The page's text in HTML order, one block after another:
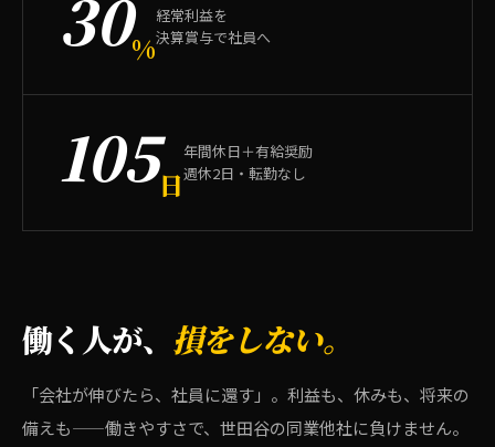
30%
経常利益を
決算賞与で社員へ
105日
年間休日＋有給奨励
週休2日・転勤なし
働く人が、 損をしない。
「会社が伸びたら、社員に還す」。利益も、休みも、将来の
備えも——働きやすさで、世田谷の同業他社に負けません。